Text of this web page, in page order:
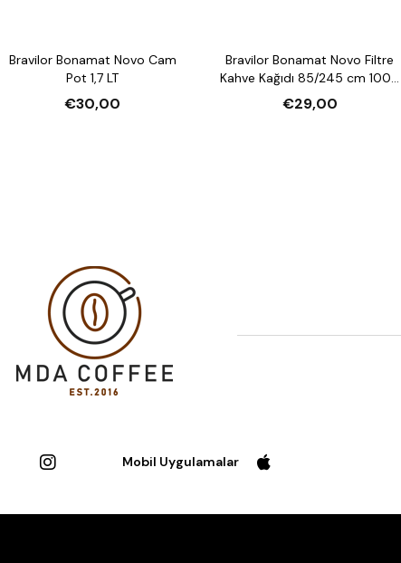
Bravilor Bonamat Novo Cam
Pot 1,7 LT
€30,00
Bravilor Bonamat Novo Filtre
Kahve Kağıdı 85/245 cm 1000
Adet
€29,00
Mobil Uygulamalar